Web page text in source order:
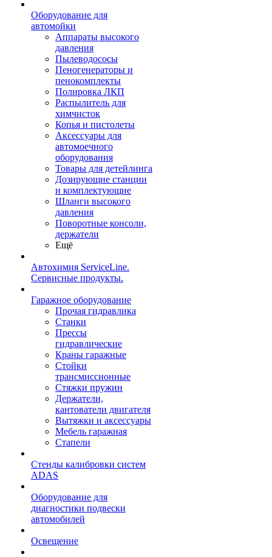
Оборудование для
автомойки
Аппараты высокого
давления
Пылеводососы
Пеногенераторы и
пенокомплекты
Полировка ЛКП
Распылитель для
химчисток
Копья и пистолеты
Аксессуары для
автомоечного
оборудования
Товары для детейлинга
Дозирующие станции
и комплектующие
Шланги высокого
давления
Поворотные консоли,
держатели
Ещё
Автохимия ServiceLine.
Сервисные продукты.
Гаражное оборудование
Прочая гидравлика
Станки
Прессы
гидравлические
Краны гаражные
Стойки
трансмиссионные
Стяжки пружин
Держатели,
кантователи двигателя
Вытяжки и аксессуары
Мебель гаражная
Стапели
Стенды калибровки систем
ADAS
Оборудование для
диагностики подвески
автомобилей
Освещение